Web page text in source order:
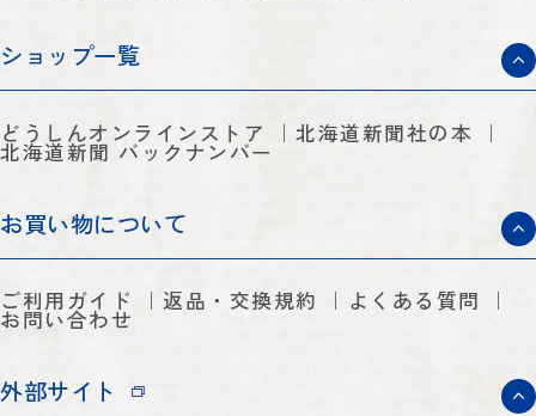
ショップ一覧
どうしんオンラインストア 北海道新聞社の本
北海道新聞 バックナンバー
お買い物について
ご利用ガイド 返品・交換規約 よくある質問
お問い合わせ
外部サイト